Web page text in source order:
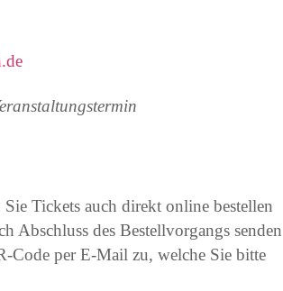
Tickets auch direkt online bestellen
Abschluss des Bestellvorgangs senden
Code per E-Mail zu, welche Sie bitte